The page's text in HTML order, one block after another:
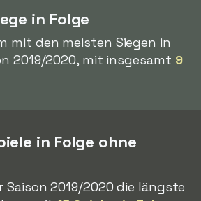
in Folge
mit den meisten Siegen in
2019/2020, mit insgesamt 9
in Folge ohne
Saison 2019/2020 die längste